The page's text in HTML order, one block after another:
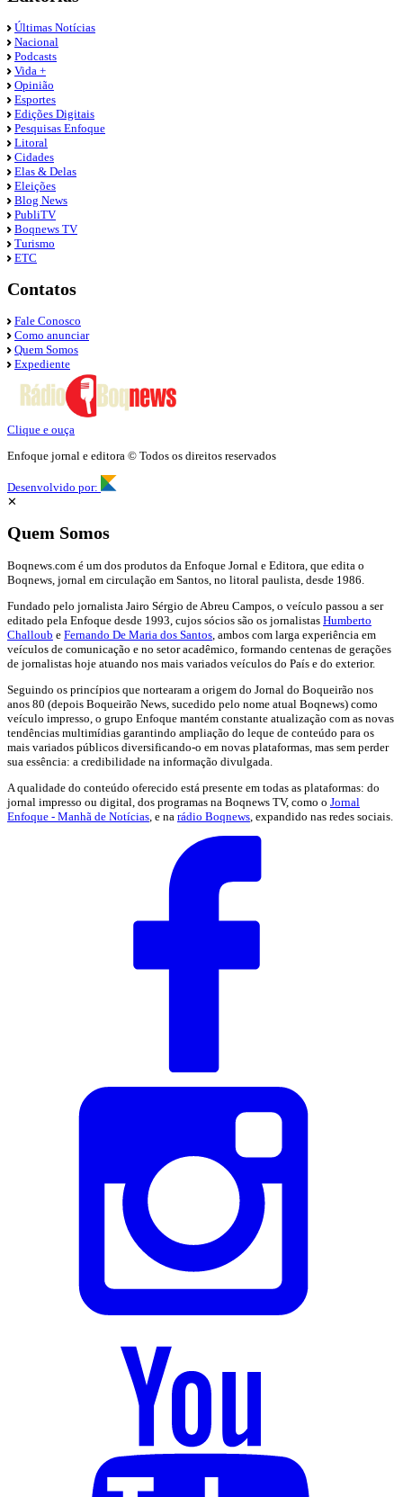
Últimas Notícias
Nacional
Podcasts
Vida +
Opinião
Esportes
Edições Digitais
Pesquisas Enfoque
Litoral
Cidades
Elas & Delas
Eleições
Blog News
PubliTV
Boqnews TV
Turismo
ETC
Contatos
Fale Conosco
Como anunciar
Quem Somos
Expediente
Clique e ouça
Enfoque jornal e editora © Todos os direitos reservados
Desenvolvido por:
✕
Quem Somos
Boqnews.com é um dos produtos da Enfoque Jornal e Editora, que edita o
Boqnews, jornal em circulação em Santos, no litoral paulista, desde 1986.
Fundado pelo jornalista Jairo Sérgio de Abreu Campos, o veículo passou a ser
editado pela Enfoque desde 1993, cujos sócios são os jornalistas Humberto
Challoub e Fernando De Maria dos Santos , ambos com larga experiência em
veículos de comunicação e no setor acadêmico, formando centenas de gerações
de jornalistas hoje atuando nos mais variados veículos do País e do exterior.
Seguindo os princípios que nortearam a origem do Jornal do Boqueirão nos
anos 80 (depois Boqueirão News, sucedido pelo nome atual Boqnews) como
veículo impresso, o grupo Enfoque mantém constante atualização com as novas
tendências multimídias garantindo ampliação do leque de conteúdo para os
mais variados públicos diversificando-o em novas plataformas, mas sem perder
sua essência: a credibilidade na informação divulgada.
A qualidade do conteúdo oferecido está presente em todas as plataformas: do
jornal impresso ou digital, dos programas na Boqnews TV, como o Jornal
Enfoque - Manhã de Notícias , e na rádio Boqnews , expandido nas redes sociais.